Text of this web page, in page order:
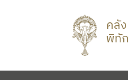
คลั
พิทั